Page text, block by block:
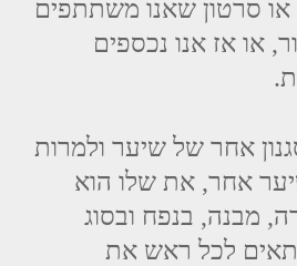
או סרטון שאנו משתתפים
או אז אנו נכספים
אחר של שיער ולמרות
אחר, את שלו הוא
מבנה, בנפח ובסוג
לכל ראש את